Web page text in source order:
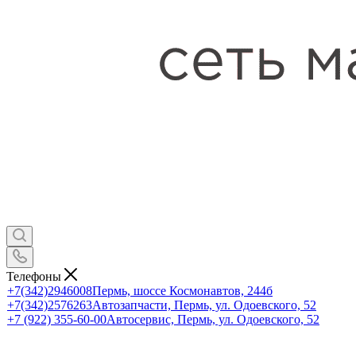
Телефоны
+7(342)2946008Пермь, шоссе Космонавтов, 244б
+7(342)2576263Автозапчасти, Пермь, ул. Одоевского, 52
+7 (922) 355-60-00Автосервис, Пермь, ул. Одоевского, 52